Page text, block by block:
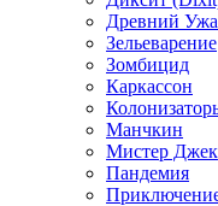
Древний
Зельеварение
Зомбицид
Каркассон
Манчкин
Мистер Джек
Пандемия